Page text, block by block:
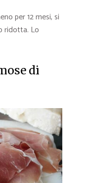
per 12 mesi, si
ridotta. Lo
di